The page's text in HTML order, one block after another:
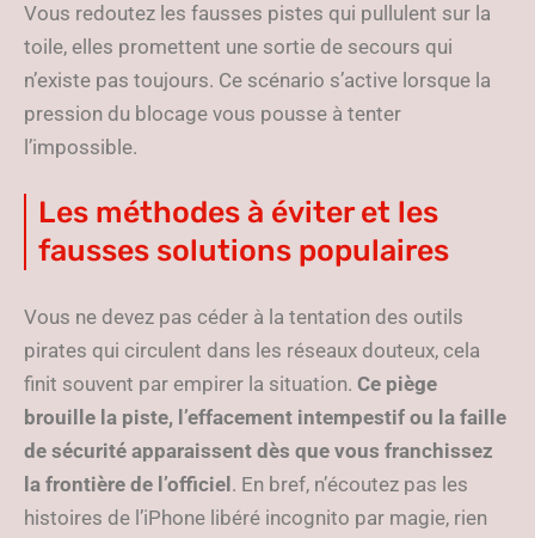
Vous redoutez les fausses pistes qui pullulent sur la
toile, elles promettent une sortie de secours qui
n’existe pas toujours. Ce scénario s’active lorsque la
pression du blocage vous pousse à tenter
l’impossible.
Les méthodes à éviter et les
fausses solutions populaires
Vous ne devez pas céder à la tentation des outils
pirates qui circulent dans les réseaux douteux, cela
finit souvent par empirer la situation. Ce piège
brouille la piste, l’effacement intempestif ou la faille
de sécurité apparaissent dès que vous franchissez
la frontière de l’officiel . En bref, n’écoutez pas les
histoires de l’iPhone libéré incognito par magie, rien